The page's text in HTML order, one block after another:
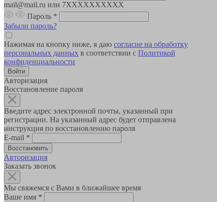
mail@mail.ru или 7XXXXXXXXXX
Пароль *
Забыли пароль?
Нажимая на кнопку ниже, я даю согласие на обработку
персональных данных в соответствии с Политикой
конфиденциальности
Авторизация
Восстановление пароля
Введите адрес электронной почты, указанный при
регистрации. На указанный адрес будет отправлена
инструкция по восстановлению пароля
E-mail *
Авторизация
Заказать звонок
Мы свяжемся с Вами в ближайшее время
Ваше имя *